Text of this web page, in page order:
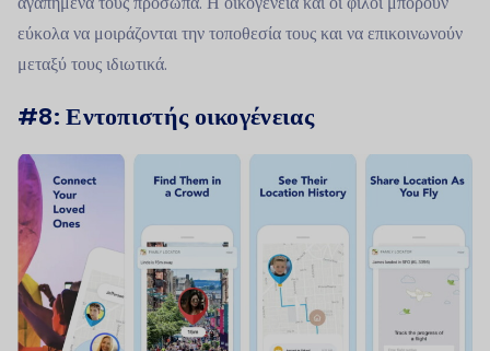
εύκολα να μοιράζονται την τοποθεσία τους και να επικοινωνούν
μεταξύ τους ιδιωτικά.
#8: Εντοπιστής οικογένειας